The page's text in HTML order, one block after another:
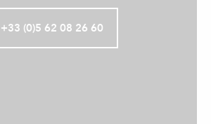
+33 (0)5 62 08 26 60